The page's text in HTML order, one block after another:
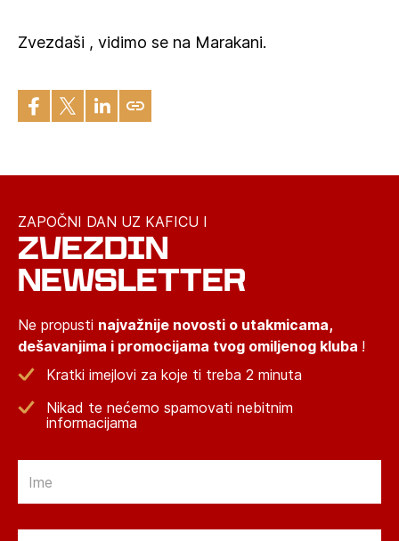
Zvezdaši , vidimo se na Marakani.
ZAPOČNI DAN UZ KAFICU I
ZVEZDIN
NEWSLETTER
Ne propusti najvažnije novosti o utakmicama,
dešavanjima i promocijama tvog omiljenog kluba !
Kratki imejlovi za koje ti treba 2 minuta
Nikad te nećemo spamovati nebitnim
informacijama